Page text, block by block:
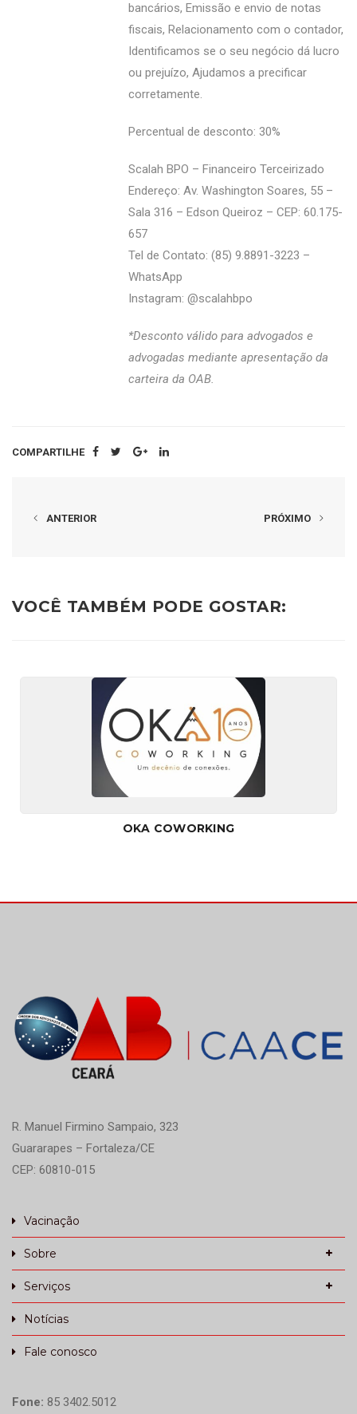
bancários, Emissão e envio de notas
fiscais, Relacionamento com o contador,
Identificamos se o seu negócio dá lucro
ou prejuízo, Ajudamos a precificar
corretamente.
Percentual de desconto: 30%
Scalah BPO – Financeiro Terceirizado
Endereço: Av. Washington Soares, 55 –
Sala 316 – Edson Queiroz – CEP: 60.175-
657
Tel de Contato: (85) 9.8891-3223 –
WhatsApp
Instagram: @‌scalahbpo
*Desconto válido para advogados e
advogadas mediante apresentação da
carteira da OAB.
COMPARTILHE
ANTERIOR PRÓXIMO
VOCÊ TAMBÉM PODE GOSTAR:
OKA COWORKING
R. Manuel Firmino Sampaio, 323
Guararapes – Fortaleza/CE
CEP: 60810-015
Vacinação
Sobre
Serviços
Notícias
Fale conosco
Fone: 85 3402.5012